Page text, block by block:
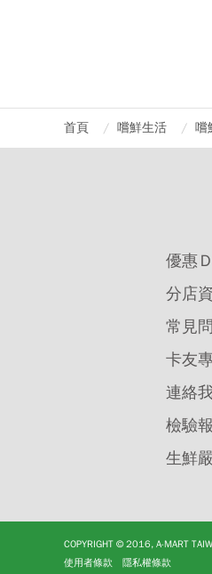
首頁 嚐鮮生活 嚐
優惠
分店
常見
卡友
連絡
檢驗
生鮮
COPYRIGHT © 2016, A-MART
使用者條款
隱私權條款